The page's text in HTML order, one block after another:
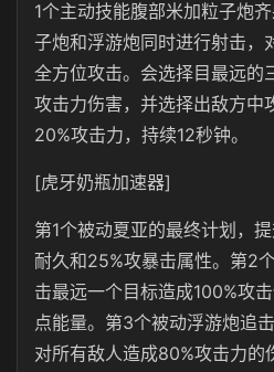
1个主动技能腹部米加粒子炮
子炮和浮游炮同时进行射击，
全方位攻击。会选择目最远的
攻击力伤害，并选择出敌方中
20%攻击力，持续12秒钟。
[虎牙奶瓶加速器]
第1个被动夏亚的最终计划，
耐久和25%攻暴击属性。第2
击最远一个目标造成100%攻
点能量。第3个被动浮游炮追
对所有敌人造成80%攻击力的